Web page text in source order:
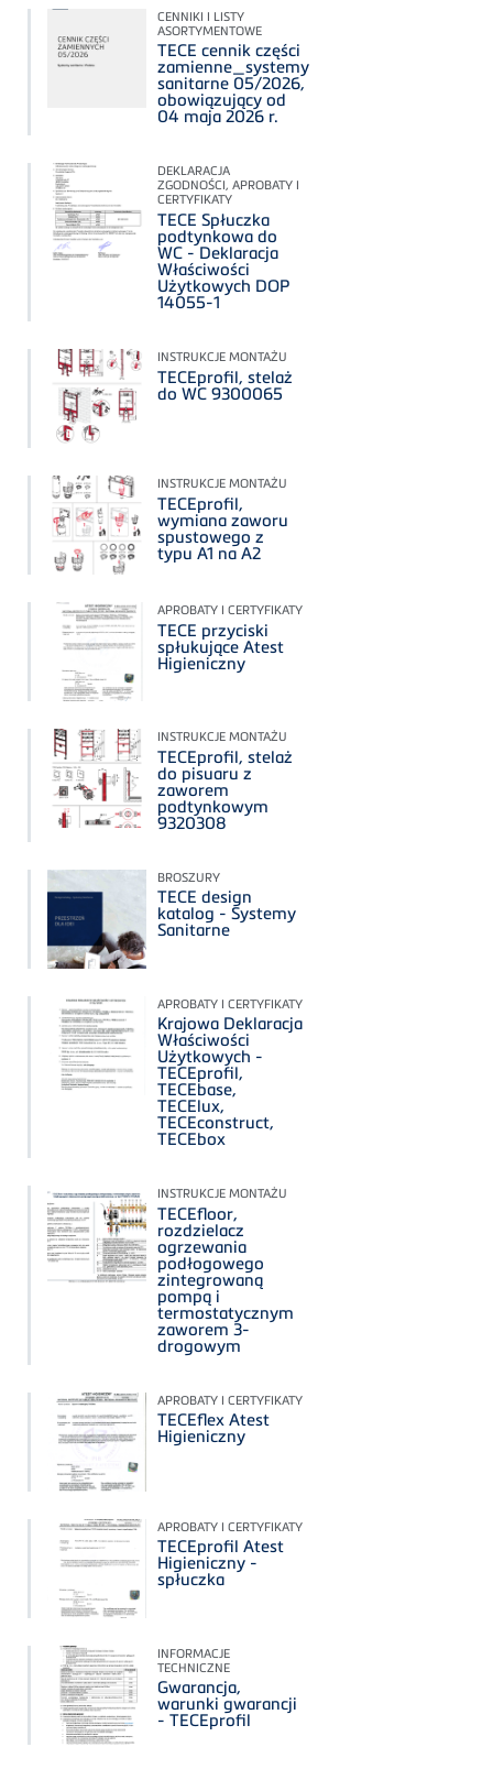
CENNIKI I LISTY
ASORTYMENTOWE
TECE cennik części
zamienne_systemy
sanitarne 05/2026,
obowiązujący od
04 maja 2026 r.
DEKLARACJA
ZGODNOŚCI, APROBATY I
CERTYFIKATY
TECE Spłuczka
podtynkowa do
WC - Deklaracja
Właściwości
Użytkowych DOP
14055-1
INSTRUKCJE MONTAŻU
TECEprofil, stelaż
do WC 9300065
INSTRUKCJE MONTAŻU
TECEprofil,
wymiana zaworu
spustowego z
typu A1 na A2
APROBATY I CERTYFIKATY
TECE przyciski
spłukujące Atest
Higieniczny
INSTRUKCJE MONTAŻU
TECEprofil, stelaż
do pisuaru z
zaworem
podtynkowym
9320308
BROSZURY
TECE design
katalog - Systemy
Sanitarne
APROBATY I CERTYFIKATY
Krajowa Deklaracja
Właściwości
Użytkowych -
TECEprofil,
TECEbase,
TECElux,
TECEconstruct,
TECEbox
INSTRUKCJE MONTAŻU
TECEfloor,
rozdzielacz
ogrzewania
podłogowego
zintegrowaną
pompą i
termostatycznym
zaworem 3-
drogowym
APROBATY I CERTYFIKATY
TECEflex Atest
Higieniczny
APROBATY I CERTYFIKATY
TECEprofil Atest
Higieniczny -
spłuczka
INFORMACJE
TECHNICZNE
Gwarancja,
warunki gwarancji
- TECEprofil